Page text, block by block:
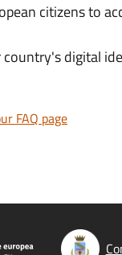
citizens to
country's digital
FAQ page